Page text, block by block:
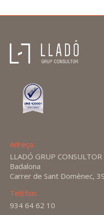
Adreça:
LLADÓ GRUP
Badalona
Carrer de Sant Domènec,
Telèfon:
934 64 62 10